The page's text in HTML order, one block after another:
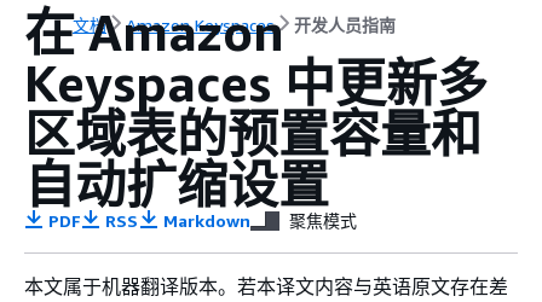
文档 Amazon Keyspaces 开发人员指南
在 Amazon
Keyspaces 中更新多
区域表的预置容量和
自动扩缩设置
PDF RSS Markdown 聚焦模式
本文属于机器翻译版本。若本译文内容与英语原文存在差